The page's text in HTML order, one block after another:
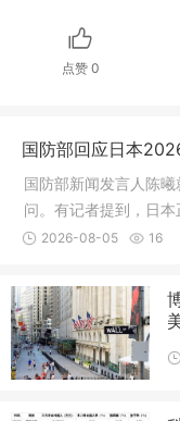
点赞0
国防部回应日本
国防部新闻发言人陈
问。有记者提到，日
中诬称中国军事动向是
2026-08-05 16